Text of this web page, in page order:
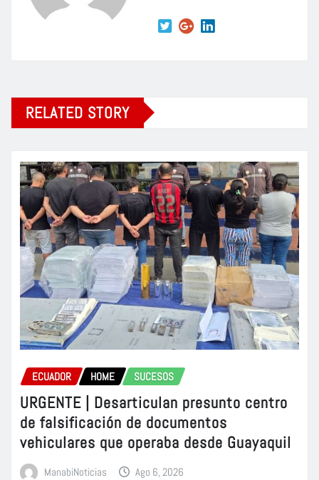
RELATED STORY
ECUADOR HOME SUCESOS
URGENTE | Desarticulan presunto centro
de falsificación de documentos
vehiculares que operaba desde Guayaquil
ManabiNoticias Ago 6, 2026